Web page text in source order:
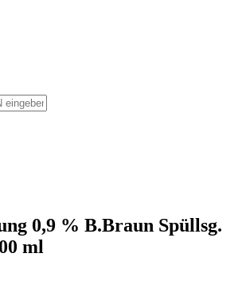
0,9 % B.Braun Spüllsg.
ml